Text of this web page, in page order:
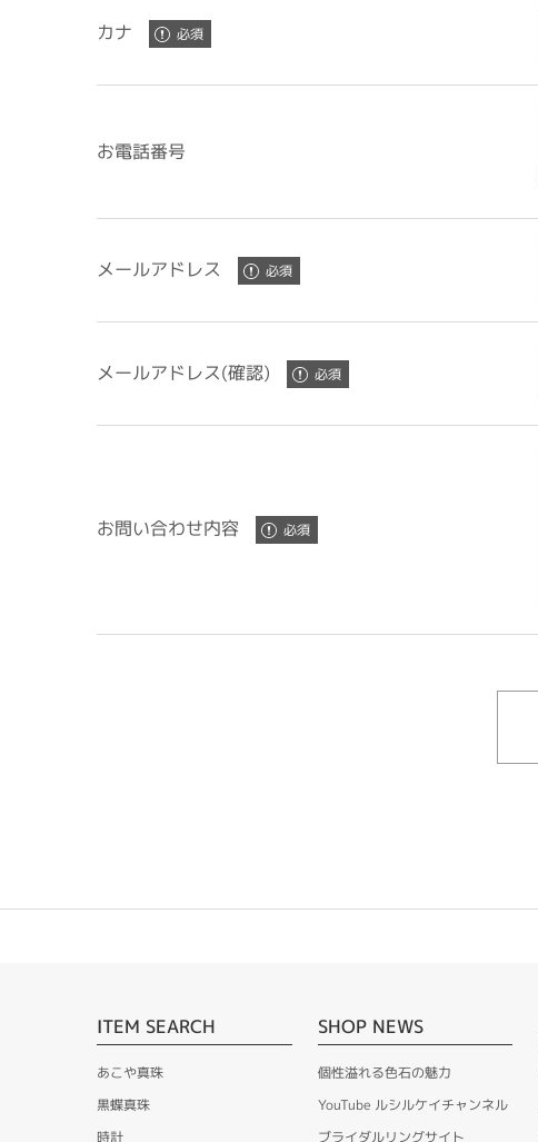
カナ
お電話番号
メールアドレス
メールアドレス(確認)
お問い合わせ内容
ITEM SEARCH
あこや真珠
黒蝶真珠
時計
SHOP NEWS
個性溢れる色石の魅力
YouTube ルシルケイチャンネル
ブライダルリングサイト